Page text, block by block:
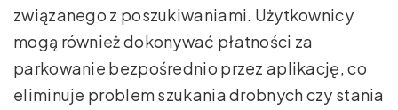
związanego z poszukiwaniami. Użytkownicy
mogą również dokonywać płatności za
parkowanie bezpośrednio przez aplikację, co
eliminuje problem szukania drobnych czy stania